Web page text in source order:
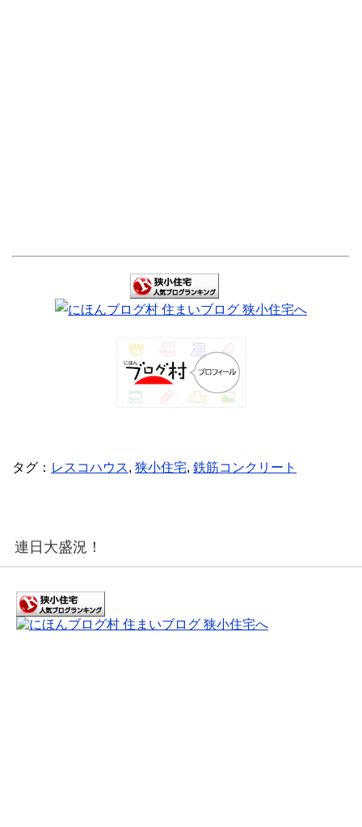
タグ： レスコハウス, 狭小住宅, 鉄筋コンクリート
連日大盛況！